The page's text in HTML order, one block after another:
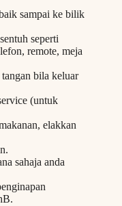
sampai ke bilik
seperti
remote, meja
bila keluar
(untuk
elakkan
sahaja anda